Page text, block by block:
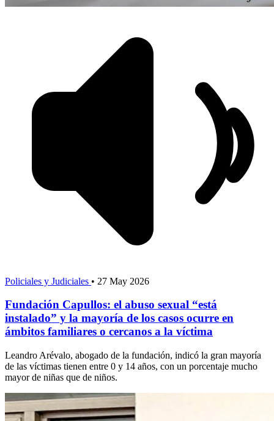
Policiales y Judiciales • 27 May 2026
Fundación Capullos: el abuso sexual “está
instalado” y la mayoría de los casos ocurre en
ámbitos familiares o cercanos a la víctima
Leandro Arévalo, abogado de la fundación, indicó la gran mayoría
de las víctimas tienen entre 0 y 14 años, con un porcentaje mucho
mayor de niñas que de niños.